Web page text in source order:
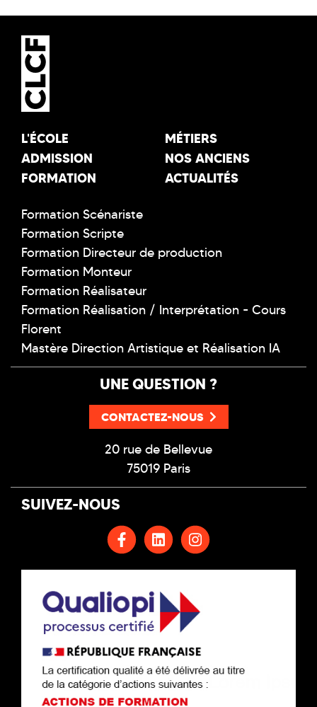
L'ÉCOLE
ADMISSION
FORMATION
MÉTIERS
NOS ANCIENS
ACTUALITÉS
Formation Scénariste
Formation Scripte
Formation Directeur de production
Formation Monteur
Formation Réalisateur
Formation Réalisation / Interprétation - Cours
Florent
Mastère Direction Artistique et Réalisation IA
UNE QUESTION ?
CONTACTEZ-NOUS
20 rue de Bellevue
75019 Paris
SUIVEZ-NOUS